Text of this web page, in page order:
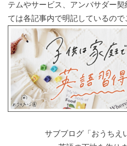
テムやサービス、アンバサダー
ては各記事内で明記しているので
サブブログ「おうちえ